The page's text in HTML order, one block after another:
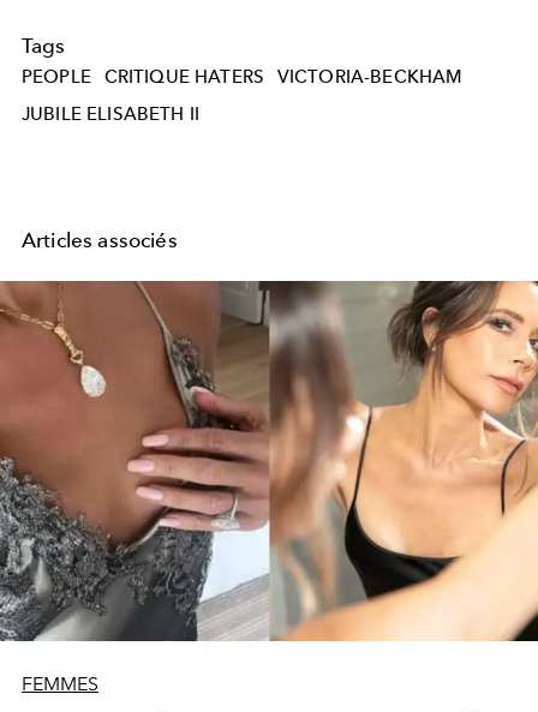
Tags
PEOPLE CRITIQUE HATERS
VICTORIA-BECKHAM
JUBILE ELISABETH II
Articles associés
FEMMES